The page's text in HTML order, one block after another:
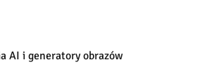
AI i generatory obrazów